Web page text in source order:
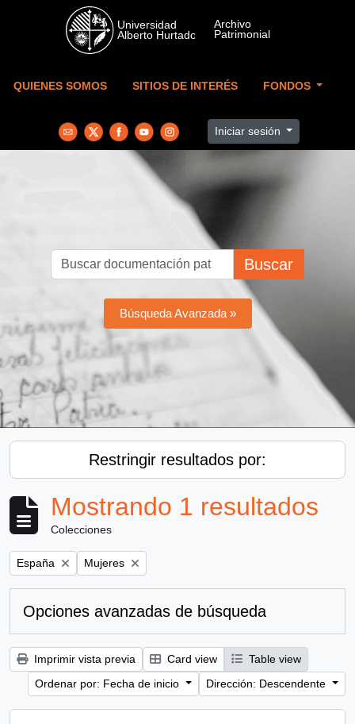
Skip to main content
QUIENES SOMOS SITIOS DE INTERÉS FONDOS
Iniciar sesión
Buscar
Búsqueda Avanzada »
Restringir resultados por:
Mostrando 1 resultados
Colecciones
Remove filter:
España Remove filter:
Mujeres
Opciones avanzadas de búsqueda
Imprimir vista previa Card view
Table view
Ordenar por: Fecha de inicio
Dirección: Descendente